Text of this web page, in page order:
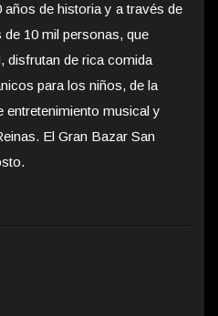
años de historia y a través de
10 mil personas, que
disfrutan de rica comida
para los niños, de la
entretenimiento musical y
El Gran Bazar San